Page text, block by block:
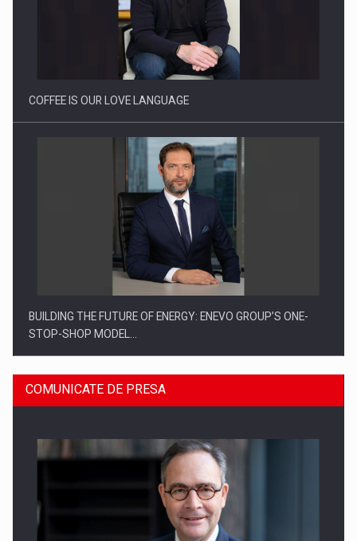
Energia fotovoltaica, pilon de stabilitate pentru sistemul
COFFEE IS OUR LOVE LANGUAGE
BUILDING THE FUTURE OF ENERGY: ENEVO GROUP’S ONE-
STOP-SHOP MODEL…
COMUNICATE DE PRESA